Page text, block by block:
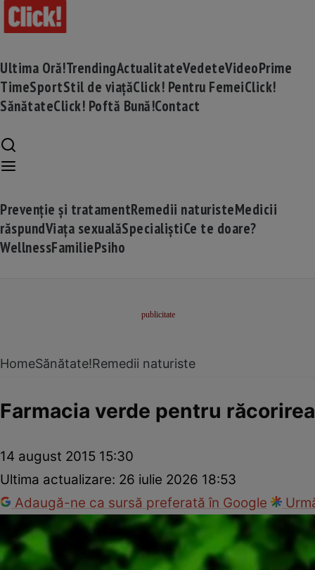
Ultima Oră!TrendingActualitateVedeteVideoPrime
TimeSportStil de viațăClick! Pentru FemeiClick!
SănătateClick! Poftă Bună!Contact
Prevenție și tratamentRemedii naturisteMedicii
răspundViața sexualăSpecialiștiCe te doare?
WellnessFamiliePsiho
HomeSănătate!Remedii naturiste
Farmacia verde pentru
14 august 2015 15:30
Ultima actualizare: 26 iulie 2026 18:53
Adaugă-ne ca sursă preferată în Google